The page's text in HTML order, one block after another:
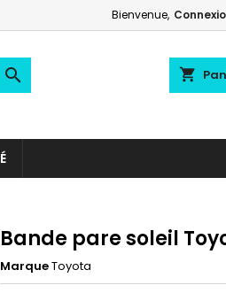
Bienvenue,
shopping_cart

Bande pare soleil
MarqueToyota